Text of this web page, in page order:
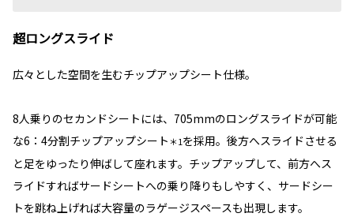
超ロングスライド
広々とした空間を生むチップアップシート仕様。
8人乗りのセカンドシートには、705mmのロングスライドが可能
な6：4分割チップアップシート＊1を採用。後方へスライドさせる
と足をゆったり伸ばして座れます。チップアップして、前方へス
ライドすればサードシートへの乗り降りもしやすく、サードシー
トを跳ね上げれば大容量のラゲージスペースも出現します。